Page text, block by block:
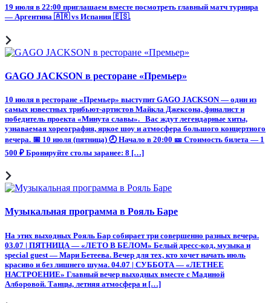
19 июля в 22:00 приглашаем вместе посмотреть главный матч турнира
— Аргентина 🇦🇷 vs Испания 🇪🇸.
GAGO JACKSON в ресторане «Премьер»
10 июля в ресторане «Премьер» выступит GAGO JACKSON — один из
самых известных трибьют-артистов Майкла Джексона, финалист и
победитель проекта «Минута славы». Вас ждут легендарные хиты,
узнаваемая хореография, яркое шоу и атмосфера большого концертного
вечера. 📅 10 июля (пятница) 🕗 Начало в 20:00 🎫 Стоимость билета — 1
500 ₽ Бронируйте столы заранее: 8 […]
Музыкальная программа в Рояль Баре
На этих выходных Рояль Бар собирает три совершенно разных вечера.
03.07 | ПЯТНИЦА — «ЛЕТО В БЕЛОМ» Белый дресс-код, музыка и
special guest — Мари Бетеева. Вечер для тех, кто хочет начать июль
красиво и без лишнего шума. 04.07 | СУББОТА — «ЛЕТНЕЕ
НАСТРОЕНИЕ» Главный вечер выходных вместе с Мадиной
Алборовой. Танцы, летняя атмосфера и […]